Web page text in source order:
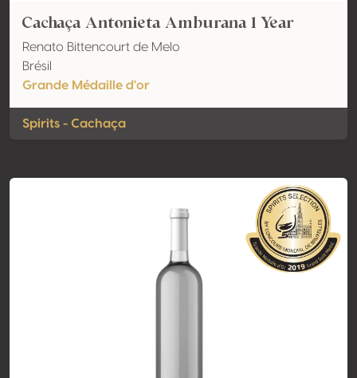
Cachaça Antonieta Amburana 1 Year
Renato Bittencourt de Melo
Brésil
Grande Médaille d'or
Spirits - Cachaça